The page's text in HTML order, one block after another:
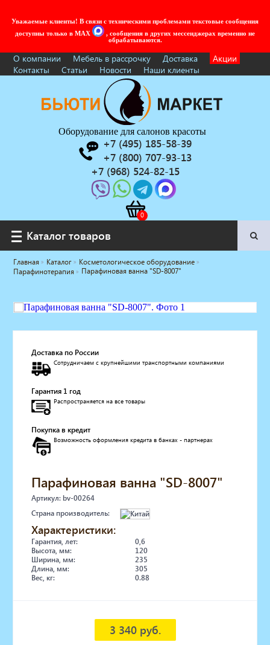
Уважаемые клиенты! В связи с техническими проблемами текстовые сообщения
доступны только в MAX
, сообщения в других мессенджерах временно не
обрабатываются.
О компании Мебель в рассрочку Доставка
Акции
Контакты
Статьи Новости Наши клиенты
Оборудование для салонов красоты
+7 (495) 185-58-39
+7 (800) 707-93-13
+7 (968) 524-82-15
Каталог товаров
Каталог товаров
Услуги под ключ
Оборудование с регистрационным
Косметологическое оборудование
Маникюрное оборудование
Педикюрное оборудование
Массажное и SPA оборудование
Стерилизаторы
Оборудование для визажистов
Оборудование для нейл-бара
Солярии
Коллагенарий
Депиляция
Мебель в стиле Лофт
Доставка за один день
Главная Каталог
Косметологическое оборудование
Парафинотерапия
Парафиновая ванна "SD-8007"
Доставка по России
Сотрудничаем с крупнейшими транспортными компаниями
Гарантия 1 год
Распространяется на все товары
Покупка в кредит
Возможность оформления кредита в банках - партнерах
Парафиновая ванна "SD-8007"
Артикул: bv-00264
Страна производитель:
Характеристики:
Гарантия, лет:
0,6
Высота, мм:
120
Ширина, мм:
235
Длина, мм:
305
Вес, кг:
0.88
3 340 руб.